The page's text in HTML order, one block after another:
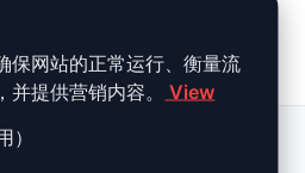
调校完成，无需机械改装。
保网站的正常运行、衡量流
提供营销内容。
View
）